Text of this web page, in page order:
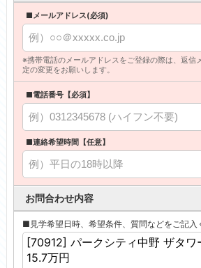
■メールアドレス(必須)
※携帯電話のメールアドレスをご登録の際は、返信
定の変更をお願いします。
■電話番号【必須】
■連絡希望時間【任意】
お問合わせ内容
■見学希望日時、希望条件、質問などをご記入